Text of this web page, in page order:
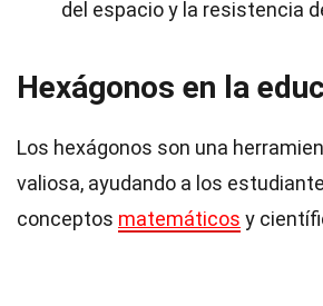
del espacio y la resistencia
Hexágonos en la
Los hexágonos son una
valiosa, ayudando a los
conceptos matemáticos y